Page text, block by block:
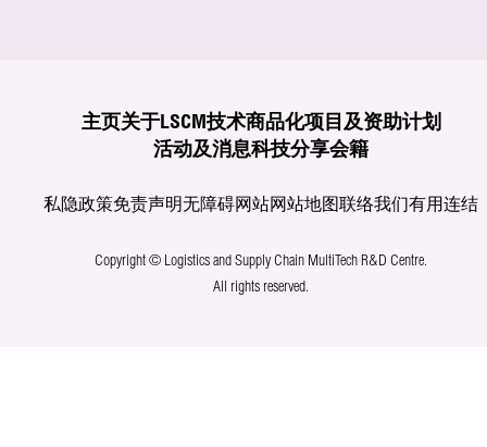
主页关于LSCM技术商品化项目及资助计划
活动及消息科技分享会籍
私隐政策免责声明无障碍网站网站地图联络我们有用连结
Copyright © Logistics and Supply Chain MultiTech R&D Centre.
All rights reserved.